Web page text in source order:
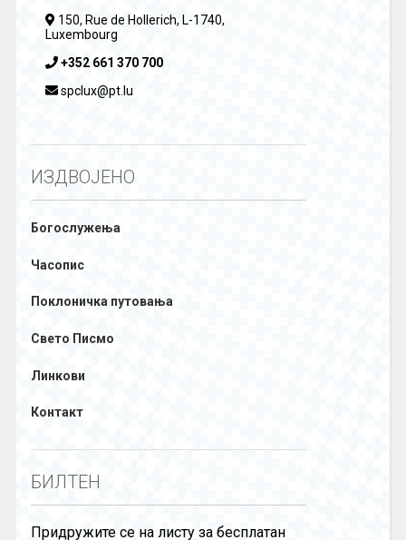
150, Rue de Hollerich, L-1740,
Luxembourg
+352 661 370 700
spclux@pt.lu
ИЗДВОЈЕНО
Богослужења
Часопис
Поклоничка путовања
Свето Писмо
Линкови
Контакт
БИЛТЕН
Придружите се на листу за бесплатан